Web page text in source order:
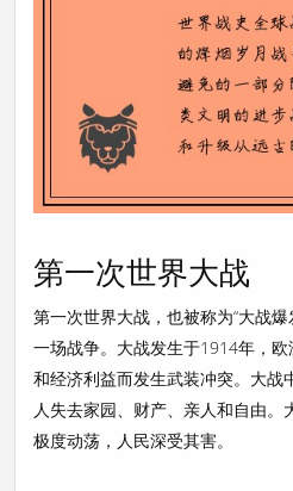
第一次世界大战
第一次世界大战，也被称为“大战
一场战争。大战发生于1914年，
和经济利益而发生武装冲突。大战
人失去家园、财产、亲人和自由
极度动荡，人民深受其害。